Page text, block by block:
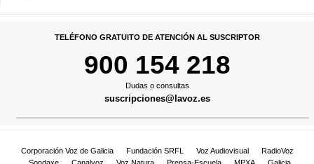
TELÉFONO GRATUITO DE ATENCIÓN AL SUSCRIPTOR
900 154 218
Dudas o consultas
suscripciones@lavoz.es
Corporación Voz de Galicia Fundación SRFL Voz Audiovisual
RadioVoz